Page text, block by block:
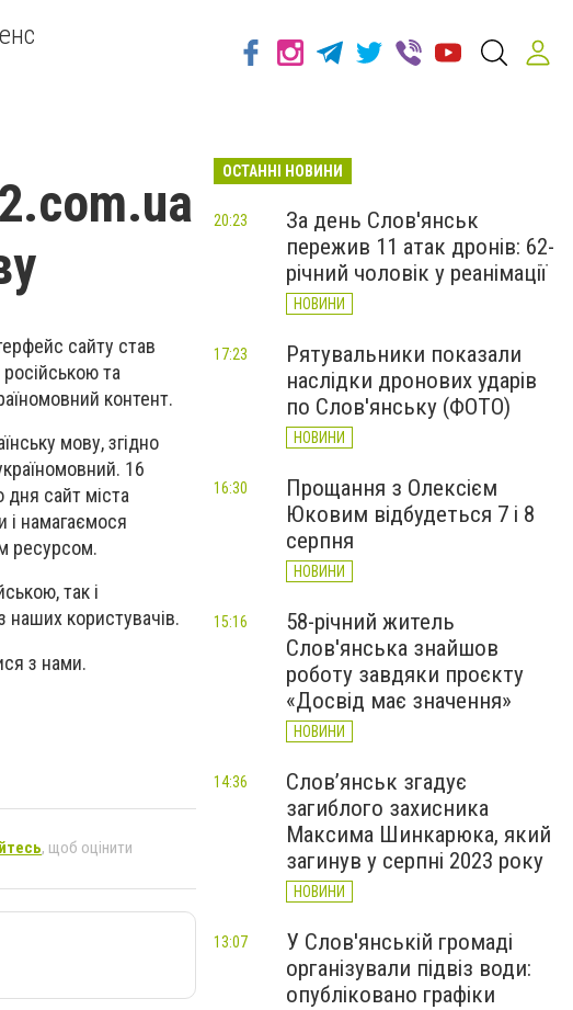
сайту став
та
контент.
мову, згідно
16
дня сайт міста
і намагаємося
ресурсом.
так і
наших користувачів.
з нами.
, щоб оцінити
ОСТАННІ НОВИНИ
За день Слов'янськ
пережив 11 атак дронів: 62-
річний чоловік у реанімації
НОВИНИ
20:23
Рятувальники показали
наслідки дронових ударів
по Слов'янську (ФОТО)
НОВИНИ
17:23
Прощання з Олексієм
Юковим відбудеться 7 і 8
серпня
НОВИНИ
16:30
58-річний житель
Слов'янська знайшов
роботу завдяки проєкту
«Досвід має значення»
НОВИНИ
15:16
Слов’янськ згадує
загиблого захисника
Максима Шинкарюка, який
загинув у серпні 2023 року
НОВИНИ
14:36
У Слов'янській громаді
організували підвіз води:
опубліковано графіки
13:07